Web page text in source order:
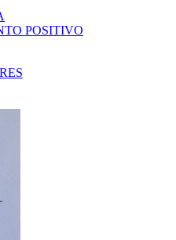
POSITIVO